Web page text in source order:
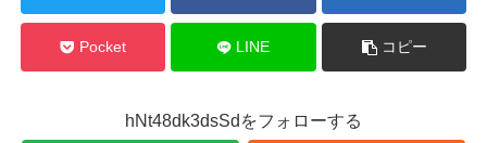
Pocket LINE コピー
hNt48dk3dsSdをフォローする